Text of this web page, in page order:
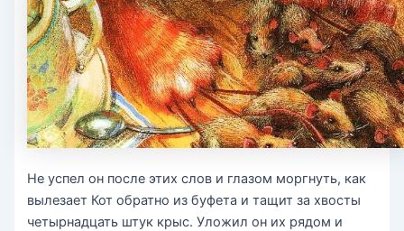
Не успел он после этих слов и глазом моргнуть, как
вылезает Кот обратно из буфета и тащит за хвосты
четырнадцать штук крыс. Уложил он их рядом и